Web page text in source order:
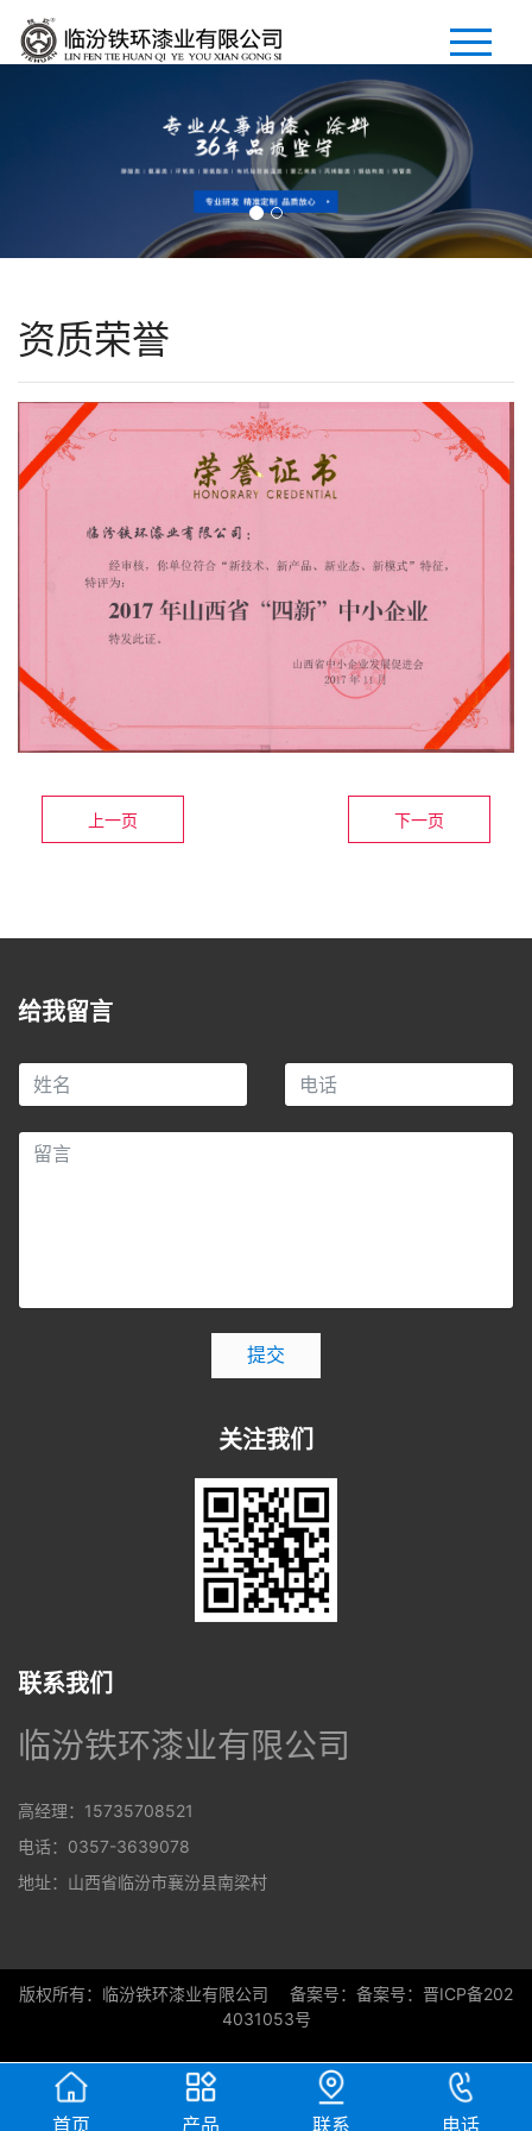
招商加盟
人才招聘
联系我们
资质荣誉
上一页 下一页
给我留言
提交
关注我们
联系我们
临汾铁环漆业有限公司
高经理：15735708521
电话：0357-3639078
地址：山西省临汾市襄汾县南梁村
版权所有：临汾铁环漆业有限公司 备案号： 备案号：晋ICP备202
4031053号
首页 产品 联系 电话